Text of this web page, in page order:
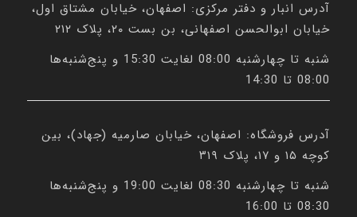
آدرس انبار و دفتر مرکزی: اصفهان، خیابان مشتاق اول،
خیابان ابوالحسن اصفهانی، بن بست ۲۰، پلاک ۲۱۲
شنبه تا چهارشنبه 08:00 لغایت 15:30 و پنج‌شنبه‌ها
08:00 تا 14:30
آدرس فروشگاه: اصفهان، خیابان صارمیه (جهاد)، بین
کوچه ۱۵ و ۱۷، پلاک ۳۱۹
شنبه تا چهارشنبه 08:30 لغایت 19:00 و پنج‌شنبه‌ها
08:30 تا 16:00